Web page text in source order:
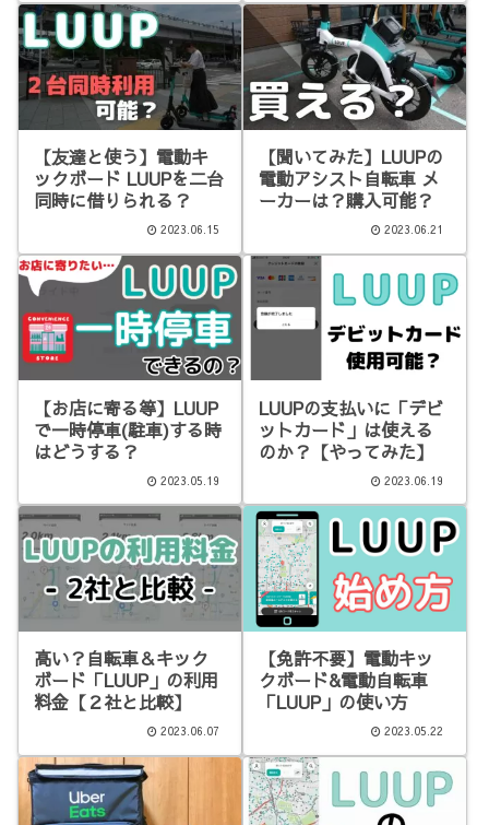
【友達と使う】電動キ
ックボード LUUPを二台
同時に借りられる？
2023.06.15
【聞いてみた】LUUPの
電動アシスト自転車 メ
ーカーは？購入可能？
2023.06.21
【お店に寄る等】LUUP
で一時停車(駐車)する時
はどうする？
2023.05.19
LUUPの支払いに「デビ
ットカード」は使える
のか？【やってみた】
2023.06.19
高い？自転車＆キック
ボード「LUUP」の利用
料金【２社と比較】
2023.06.07
【免許不要】電動キッ
クボード&電動自転車
「LUUP」の使い方
2023.05.22